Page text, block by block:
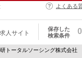
よくある
人サイト
保存した
検索条件
0
トータルソーシング株式会